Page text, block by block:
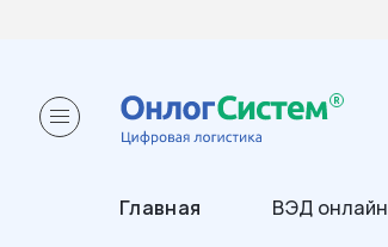
Главная ВЭД онлайн